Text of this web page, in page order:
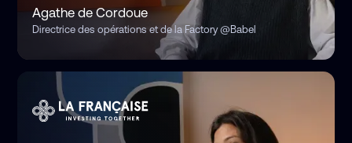
Agathe de Cordoue
Directrice des opérations et de la Factory@Babel